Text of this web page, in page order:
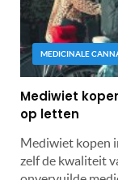
MEDICINALE
Mediwiet
op letten
Mediwiet kopen
zelf de kwaliteit